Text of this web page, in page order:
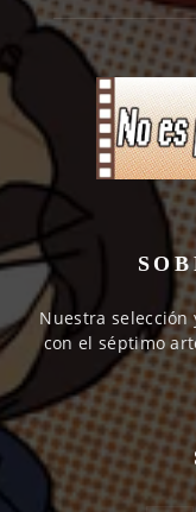
Nuestra
con el séptimo